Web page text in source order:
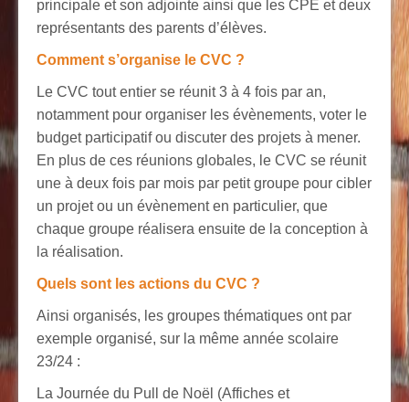
principale et son adjointe ainsi que les CPE et deux
représentants des parents d’élèves.
Comment s’organise le CVC ?
Le CVC tout entier se réunit 3 à 4 fois par an,
notamment pour organiser les évènements, voter le
budget participatif ou discuter des projets à mener.
En plus de ces réunions globales, le CVC se réunit
une à deux fois par mois par petit groupe pour cibler
un projet ou un évènement en particulier, que
chaque groupe réalisera ensuite de la conception à
la réalisation.
Quels sont les actions du CVC ?
Ainsi organisés, les groupes thématiques ont par
exemple organisé, sur la même année scolaire
23/24 :
La Journée du Pull de Noël (Affiches et